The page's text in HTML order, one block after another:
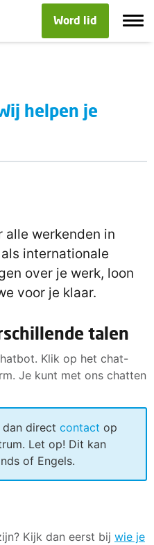
Word lid
helpen je
alle werkenden in
internationale
over je werk, loon
voor je klaar.
talen
Klik op het chat-
Je kunt met ons chatten
dan direct contact op
Let op! Dit kan
of Engels.
Kijk dan eerst bij wie je